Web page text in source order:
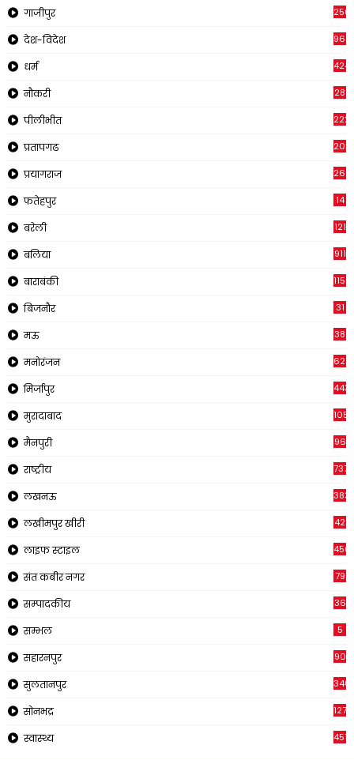
गाजीपुर 250
देश-विदेश 963
धर्म 424
नौकरी 28
पीलीभीत
प्रतापगढ
प्रयागराज 269
फतेहपुर 14
बरेली 121
बलिया 911
बाराबंकी 1150
बिजनौर 31
मऊ 38
मनोरंजन 622
मिर्जापुर 443
मुरादाबाद 1057
मैनपुरी 96
राष्ट्रीय 7376
लखनऊ
लखीमपुर खीरी 42
लाइफ स्टाइल 456
संत कबीर नगर 79
सम्पादकीय 36
सम्भल 5
सहारनपुर 90
सुलतानपुर 340
सोनभद्र 1271
स्वास्थ्य 451